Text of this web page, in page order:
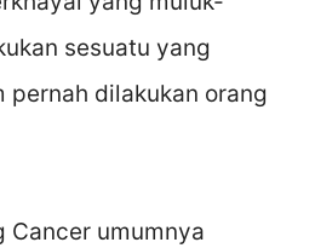
sesuatu yang
pernah dilakukan orang
Cancer umumnya